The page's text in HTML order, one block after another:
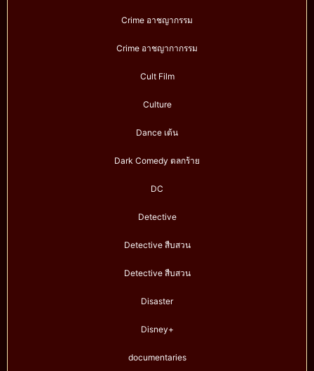
Crime อาชญากรรม
Crime อาชญากากรรม
Cult Film
Culture
Dance เต้น
Dark Comedy ตลกร้าย
DC
Detective
Detective สืบสวน
Detective สืบสวน
Disaster
Disney+
documentaries